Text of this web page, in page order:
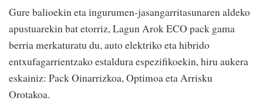
Gure balioekin eta ingurumen-jasangarritasunaren aldeko
apustuarekin bat etorriz, Lagun Arok ECO pack gama
berria merkaturatu du, auto elektriko eta hibrido
entxufagarrientzako estaldura espezifikoekin, hiru aukera
eskainiz: Pack Oinarrizkoa, Optimoa eta Arrisku
Orotakoa.